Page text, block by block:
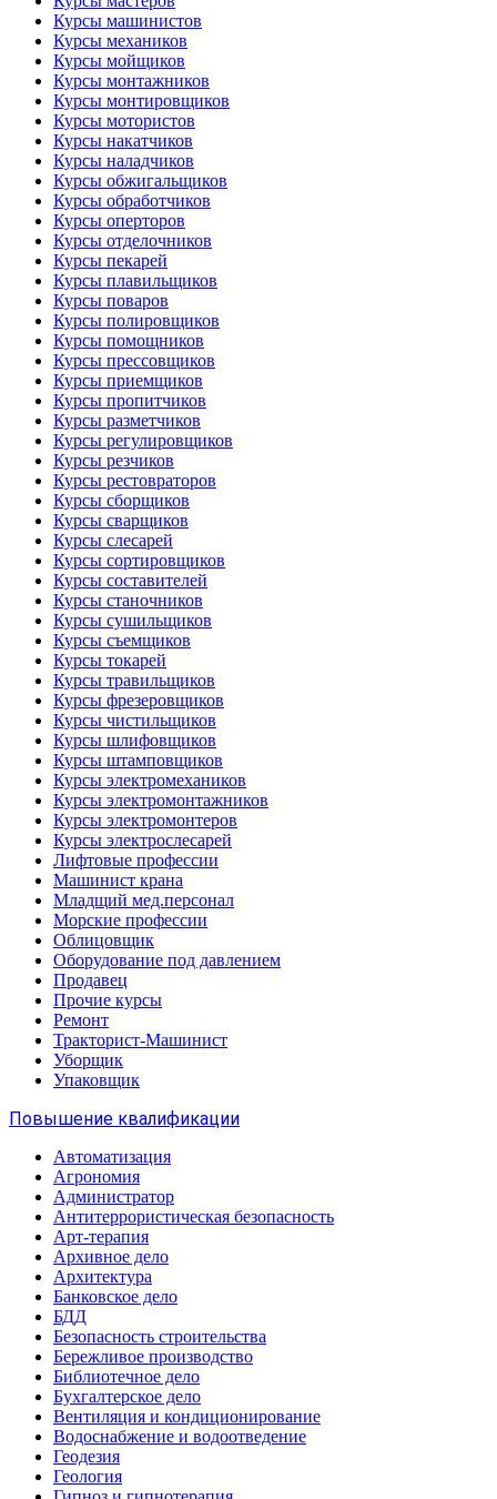
Курсы машинистов
Курсы механиков
Курсы мойщиков
Курсы монтажников
Курсы монтировщиков
Курсы мотористов
Курсы накатчиков
Курсы наладчиков
Курсы обжигальщиков
Курсы обработчиков
Курсы оперторов
Курсы отделочников
Курсы пекарей
Курсы плавильщиков
Курсы поваров
Курсы полировщиков
Курсы помощников
Курсы прессовщиков
Курсы приемщиков
Курсы пропитчиков
Курсы разметчиков
Курсы регулировщиков
Курсы резчиков
Курсы рестовраторов
Курсы сборщиков
Курсы сварщиков
Курсы слесарей
Курсы сортировщиков
Курсы составителей
Курсы станочников
Курсы сушильщиков
Курсы съемщиков
Курсы токарей
Курсы травильщиков
Курсы фрезеровщиков
Курсы чистильщиков
Курсы шлифовщиков
Курсы штамповщиков
Курсы электромехаников
Курсы электромонтажников
Курсы электромонтеров
Курсы электрослесарей
Лифтовые профессии
Машинист крана
Младщий мед.персонал
Морские профессии
Облицовщик
Оборудование под давлением
Продавец
Прочие курсы
Ремонт
Тракторист-Машинист
Уборщик
Упаковщик
Повышение квалификации
Автоматизация
Агрономия
Администратор
Антитеррористическая безопасность
Арт-терапия
Архивное дело
Архитектура
Банковское дело
БДД
Безопасность строительства
Бережливое производство
Библиотечное дело
Бухгалтерское дело
Вентиляция и кондиционирование
Водоснабжение и водоотведение
Геодезия
Геология